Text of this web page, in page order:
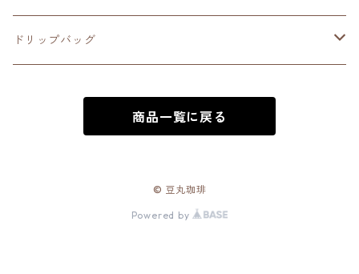
深煎り（French Roast）
中煎り（City Roast）
ドリップバッグ
中深煎り（Full City Roast）
商品一覧に戻る
© 豆丸珈琲
Powered by